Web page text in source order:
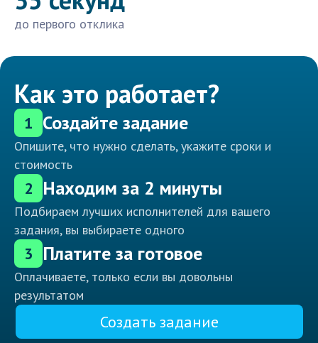
до первого отклика
Как это работает?
1 Создайте задание
Опишите, что нужно сделать, укажите сроки и
стоимость
2 Находим за 2 минуты
Подбираем лучших исполнителей для вашего
задания, вы выбираете одного
3 Платите за готовое
Оплачиваете, только если вы довольны
результатом
Создать задание